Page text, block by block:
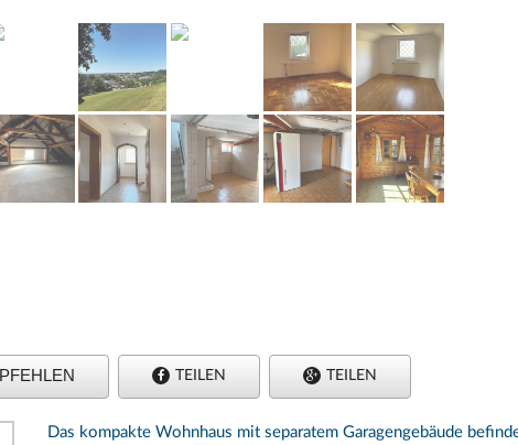
TEILEN TEILEN
Das kompakte Wohnhaus mit separatem Garagengebäude